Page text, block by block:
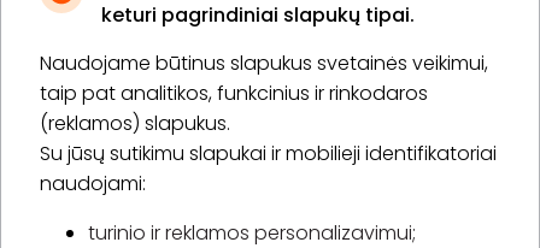
keturi pagrindiniai slapukų tipai.
Naudojame būtinus slapukus svetainės veikimui,
taip pat analitikos, funkcinius ir rinkodaros
(reklamos) slapukus.
Su jūsų sutikimu slapukai ir mobilieji identifikatoriai
naudojami:
turinio ir reklamos personalizavimui;
* Susipažinau su privatumo politika
Prenumeruoti